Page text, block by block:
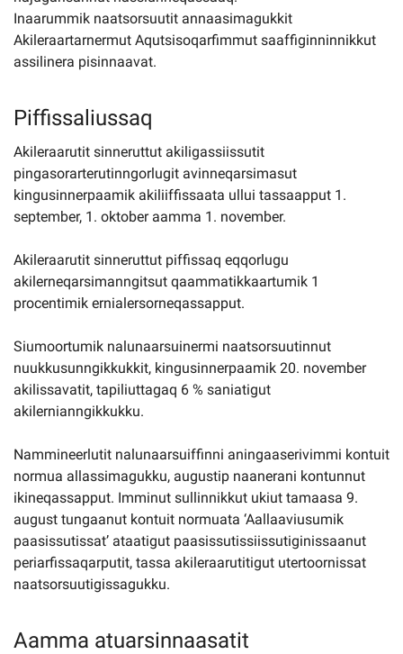
Inaarummik naatsorsuutit annaasimagukkit
Akileraartarnermut Aqutsisoqarfimmut saaffiginninnikkut
assilinera pisinnaavat.
Piffissaliussaq
Akileraarutit sinneruttut akiligassiissutit
pingasorarterutinngorlugit avinneqarsimasut
kingusinnerpaamik akiliiffissaata ullui tassaapput 1.
september, 1. oktober aamma 1. november.
Akileraarutit sinneruttut piffissaq eqqorlugu
akilerneqarsimanngitsut qaammatikkaartumik 1
procentimik ernialersorneqassapput.
Siumoortumik nalunaarsuinermi naatsorsuutinnut
nuukkusunngikkukkit, kingusinnerpaamik 20. november
akilissavatit, tapiliuttagaq 6 % saniatigut
akilernianngikkukku.
Nammineerlutit nalunaarsuiffinni aningaaserivimmi kontuit
normua allassimagukku, augustip naanerani kontunnut
ikineqassapput. Imminut sullinnikkut ukiut tamaasa 9.
august tungaanut kontuit normuata ‘Aallaaviusumik
paasissutissat’ ataatigut paasissutissiissutiginissaanut
periarfissaqarputit, tassa akileraarutitigut utertoornissat
naatsorsuutigissagukku.
Aamma atuarsinnaasatit